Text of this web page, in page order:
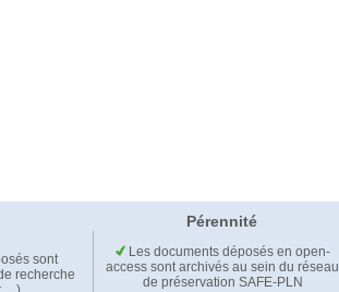
Pérennité
sont
recherche
Les documents déposés en open-
access sont archivés au sein du réseau
de préservation SAFE-PLN